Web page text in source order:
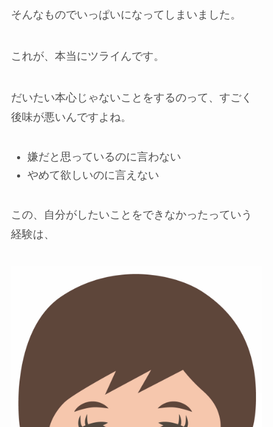
そんなものでいっぱいになってしまいました。
これが、本当にツライんです。
だいたい本心じゃないことをするのって、すごく
後味が悪いんですよね。
嫌だと思っているのに言わない
やめて欲しいのに言えない
この、自分がしたいことをできなかったっていう
経験は、